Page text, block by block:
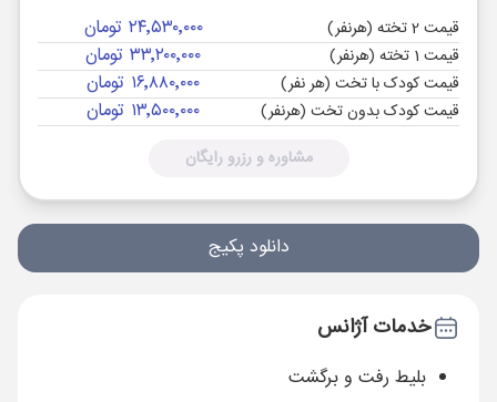
قیمت 2 تخته (هرنفر) ۲۴٬۵۳۰٬۰۰۰ تومان
قیمت 1 تخته (هرنفر) ۳۳٬۲۰۰٬۰۰۰ تومان
قیمت کودک با تخت (هر نفر) ۱۶٬۸۸۰٬۰۰۰ تومان
قیمت کودک بدون تخت (هرنفر) ۱۳٬۵۰۰٬۰۰۰ تومان
مشاوره و رزرو رایگان
دانلود پکیج
خدمات آژانس
بلیط رفت و برگشت